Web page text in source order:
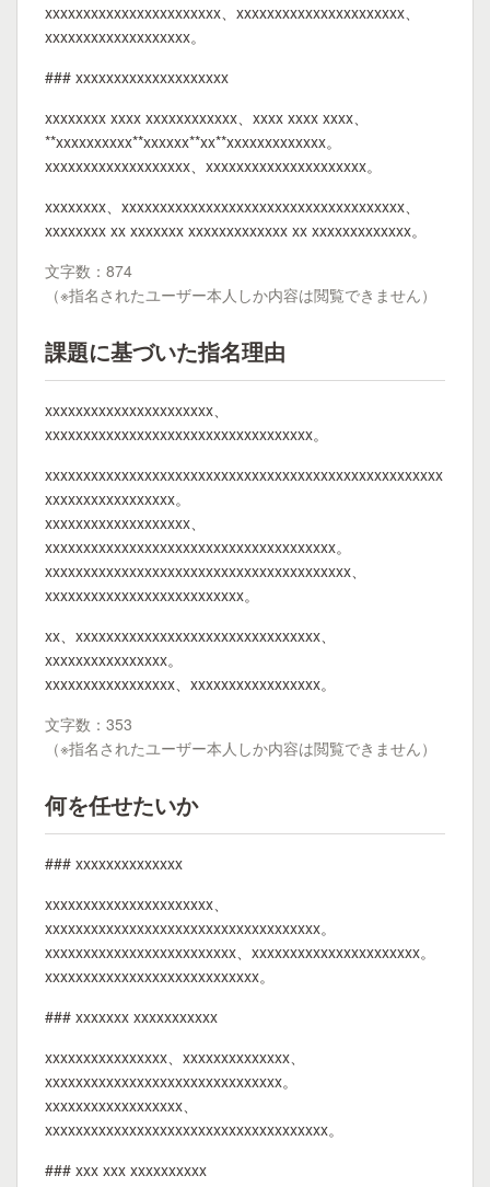
xxxxxxxxxxxxxxxxxxxxxxx、xxxxxxxxxxxxxxxxxxxxxx、
xxxxxxxxxxxxxxxxxxx。
### xxxxxxxxxxxxxxxxxxxx
xxxxxxxx xxxx xxxxxxxxxxxx、xxxx xxxx xxxx、
**xxxxxxxxxx**xxxxxx**xx**xxxxxxxxxxxxx。
xxxxxxxxxxxxxxxxxxx、xxxxxxxxxxxxxxxxxxxxx。
xxxxxxxx、xxxxxxxxxxxxxxxxxxxxxxxxxxxxxxxxxxxxx、
xxxxxxxx xx xxxxxxx xxxxxxxxxxxxx xx xxxxxxxxxxxxx。
文字数：874
（※指名されたユーザー本人しか内容は閲覧できません）
課題に基づいた指名理由
xxxxxxxxxxxxxxxxxxxxxx、
xxxxxxxxxxxxxxxxxxxxxxxxxxxxxxxxxxx。
xxxxxxxxxxxxxxxxxxxxxxxxxxxxxxxxxxxxxxxxxxxxxxxxxxxx
xxxxxxxxxxxxxxxxx。
xxxxxxxxxxxxxxxxxxx、
xxxxxxxxxxxxxxxxxxxxxxxxxxxxxxxxxxxxxx。
xxxxxxxxxxxxxxxxxxxxxxxxxxxxxxxxxxxxxxxx、
xxxxxxxxxxxxxxxxxxxxxxxxxx。
xx、xxxxxxxxxxxxxxxxxxxxxxxxxxxxxxxx、
xxxxxxxxxxxxxxxx。
xxxxxxxxxxxxxxxxx、xxxxxxxxxxxxxxxxx。
文字数：353
（※指名されたユーザー本人しか内容は閲覧できません）
何を任せたいか
### xxxxxxxxxxxxxx
xxxxxxxxxxxxxxxxxxxxxx、
xxxxxxxxxxxxxxxxxxxxxxxxxxxxxxxxxxxx。
xxxxxxxxxxxxxxxxxxxxxxxxx、xxxxxxxxxxxxxxxxxxxxxx。
xxxxxxxxxxxxxxxxxxxxxxxxxxxx。
### xxxxxxx xxxxxxxxxxx
xxxxxxxxxxxxxxxx、xxxxxxxxxxxxxx、
xxxxxxxxxxxxxxxxxxxxxxxxxxxxxxx。
xxxxxxxxxxxxxxxxxx、
xxxxxxxxxxxxxxxxxxxxxxxxxxxxxxxxxxxxx。
### xxx xxx xxxxxxxxxx